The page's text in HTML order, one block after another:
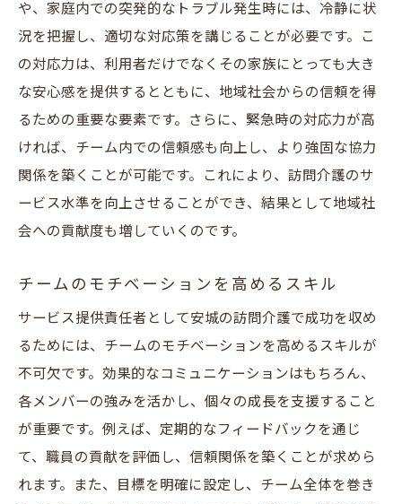
や、家庭内での突発的なトラブル発生時には、冷静に状
況を把握し、適切な対応策を講じることが必要です。こ
の対応力は、利用者だけでなくその家族にとっても大き
な安心感を提供するとともに、地域社会からの信頼を得
るための重要な要素です。さらに、緊急時の対応力が高
ければ、チーム内での信頼感も向上し、より強固な協力
関係を築くことが可能です。これにより、訪問介護のサ
ービス水準を向上させることができ、結果として地域社
会への貢献度も増していくのです。
チームのモチベーションを高めるスキル
サービス提供責任者として安城の訪問介護で成功を収め
るためには、チームのモチベーションを高めるスキルが
不可欠です。効果的なコミュニケーションはもちろん、
各メンバーの強みを活かし、個々の成長を支援すること
が重要です。例えば、定期的なフィードバックを通じ
て、職員の貢献を評価し、信頼関係を築くことが求めら
れます。また、目標を明確に設定し、チーム全体を巻き